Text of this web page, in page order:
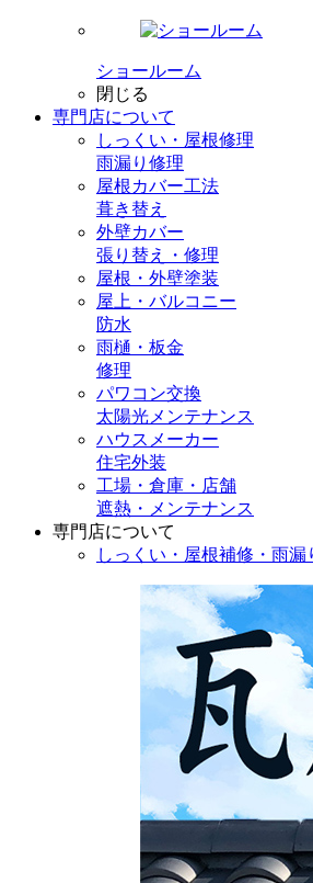
ショールーム
閉じる
専門店について
しっくい・屋根修理
雨漏り修理
屋根カバー工法
葺き替え
外壁カバー
張り替え・修理
屋根・外壁塗装
屋上・バルコニー
防水
雨樋・板金
修理
パワコン交換
太陽光メンテナンス
ハウスメーカー
住宅外装
工場・倉庫・店舗
遮熱・メンテナンス
専門店について
しっくい・屋根補修・雨漏